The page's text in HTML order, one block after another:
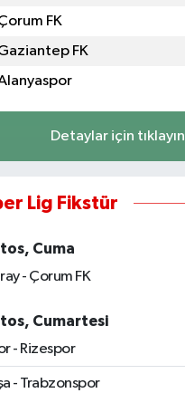
FK
FK
Detaylar için tıklayın
Lig Fikstür
Cuma
- Çorum FK
Cumartesi
- Rizespor
- Trabzonspor